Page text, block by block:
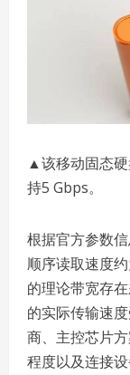
▲该移动固态
持5 Gbps。
根据官方参数
顺序读取速度
的理论带宽存
的实际传输速
商、主控芯片
程度以及连接